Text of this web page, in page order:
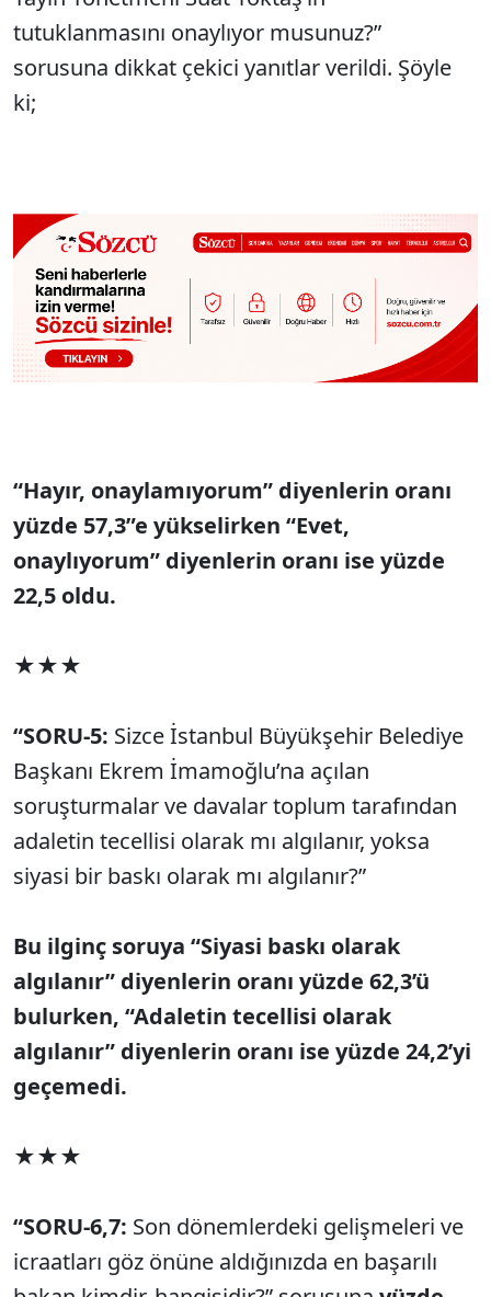
tutuklanmasını onaylıyor musunuz?”
sorusuna dikkat çekici yanıtlar verildi. Şöyle
ki;
“Hayır, onaylamıyorum” diyenlerin oranı
yüzde 57,3”e yükselirken “Evet,
onaylıyorum” diyenlerin oranı ise yüzde
22,5 oldu.
★★★
“SORU-5: Sizce İstanbul Büyükşehir Belediye
Başkanı Ekrem İmamoğlu’na açılan
soruşturmalar ve davalar toplum tarafından
adaletin tecellisi olarak mı algılanır, yoksa
siyasi bir baskı olarak mı algılanır?”
Bu ilginç soruya “Siyasi baskı olarak
algılanır” diyenlerin oranı yüzde 62,3’ü
bulurken, “Adaletin tecellisi olarak
algılanır” diyenlerin oranı ise yüzde 24,2’yi
geçemedi.
★★★
“SORU-6,7: Son dönemlerdeki gelişmeleri ve
icraatları göz önüne aldığınızda en başarılı